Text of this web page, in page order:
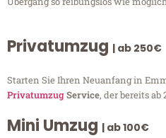
Privatumzug | ab 250€
Starten Sie Ihren Neuanfang in
PrivatumzugService, der bereits ab
Mini Umzug | ab 100€